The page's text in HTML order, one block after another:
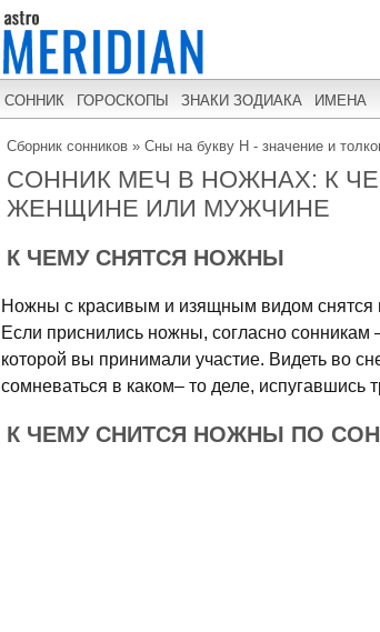
СОННИК ГОРОСКОПЫ ЗНАКИ ЗОДИАКА ИМЕНА
Сборник сонников » Сны на букву Н - значение и
СОННИК МЕЧ В НОЖНАХ: К
ЖЕНЩИНЕ ИЛИ МУЖЧИНЕ
К ЧЕМУ СНЯТСЯ НОЖНЫ
Ножны с красивым и изящным видом снятся
Если приснились ножны, согласно
которой вы принимали участие. Видеть во
сомневаться в каком– то деле, испугавшись
К ЧЕМУ СНИТСЯ НОЖНЫ ПО